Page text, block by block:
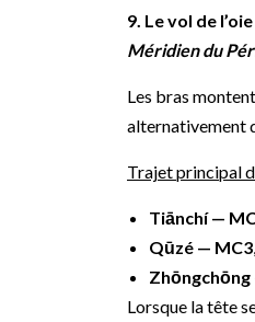
9. Le vol de
Méridien du
Les bras
alternativement
Trajet principal
Tiānchí —
Qūzé — MC3
Lorsque la tête